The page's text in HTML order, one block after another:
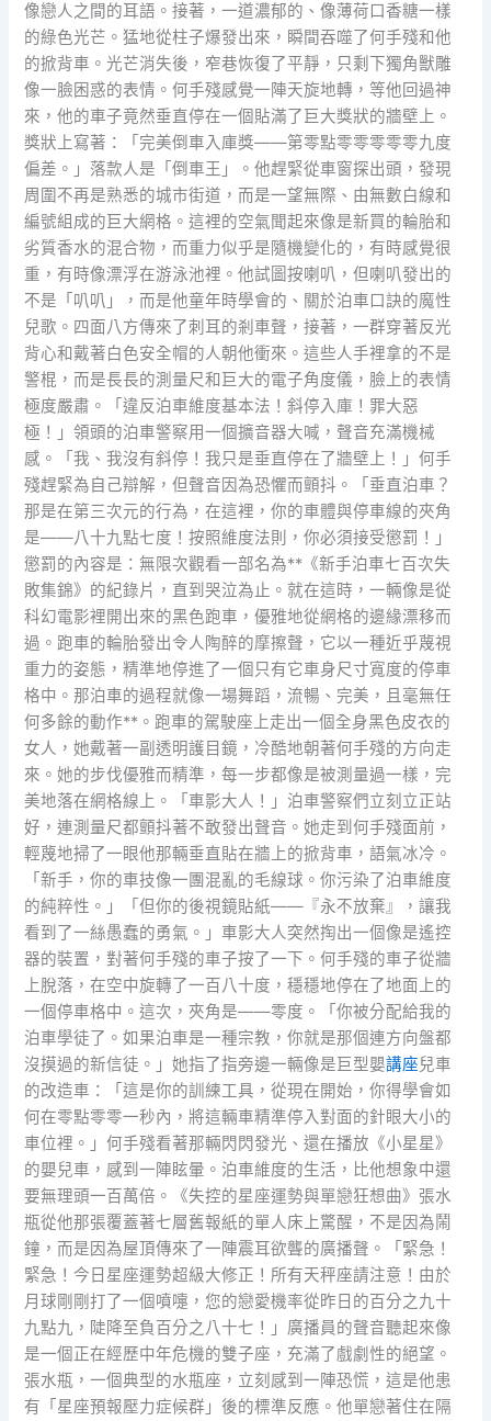
像戀人之間的耳語。接著，一道濃郁的、像薄荷口香糖一樣
的綠色光芒。猛地從柱子爆發出來，瞬間吞噬了何手殘和他
的掀背車。光芒消失後，窄巷恢復了平靜，只剩下獨角獸雕
像一臉困惑的表情。何手殘感覺一陣天旋地轉，等他回過神
來，他的車子竟然垂直停在一個貼滿了巨大獎狀的牆壁上。
獎狀上寫著：「完美倒車入庫獎——第零點零零零零零九度
偏差。」落款人是「倒車王」。他趕緊從車窗探出頭，發現
周圍不再是熟悉的城市街道，而是一望無際、由無數白線和
編號組成的巨大網格。這裡的空氣聞起來像是新買的輪胎和
劣質香水的混合物，而重力似乎是隨機變化的，有時感覺很
重，有時像漂浮在游泳池裡。他試圖按喇叭，但喇叭發出的
不是「叭叭」，而是他童年時學會的、關於泊車口訣的魔性
兒歌。四面八方傳來了刺耳的剎車聲，接著，一群穿著反光
背心和戴著白色安全帽的人朝他衝來。這些人手裡拿的不是
警棍，而是長長的測量尺和巨大的電子角度儀，臉上的表情
極度嚴肅。「違反泊車維度基本法！斜停入庫！罪大惡
極！」領頭的泊車警察用一個擴音器大喊，聲音充滿機械
感。「我、我沒有斜停！我只是垂直停在了牆壁上！」何手
殘趕緊為自己辯解，但聲音因為恐懼而顫抖。「垂直泊車？
那是在第三次元的行為，在這裡，你的車體與停車線的夾角
是——八十九點七度！按照維度法則，你必須接受懲罰！」
懲罰的內容是：無限次觀看一部名為**《新手泊車七百次失
敗集錦》的紀錄片，直到哭泣為止。就在這時，一輛像是從
科幻電影裡開出來的黑色跑車，優雅地從網格的邊緣漂移而
過。跑車的輪胎發出令人陶醉的摩擦聲，它以一種近乎蔑視
重力的姿態，精準地停進了一個只有它車身尺寸寬度的停車
格中。那泊車的過程就像一場舞蹈，流暢、完美，且毫無任
何多餘的動作**。跑車的駕駛座上走出一個全身黑色皮衣的
女人，她戴著一副透明護目鏡，冷酷地朝著何手殘的方向走
來。她的步伐優雅而精準，每一步都像是被測量過一樣，完
美地落在網格線上。「車影大人！」泊車警察們立刻立正站
好，連測量尺都顫抖著不敢發出聲音。她走到何手殘面前，
輕蔑地掃了一眼他那輛垂直貼在牆上的掀背車，語氣冰冷。
「新手，你的車技像一團混亂的毛線球。你污染了泊車維度
的純粹性。」「但你的後視鏡貼紙——『永不放棄』，讓我
看到了一絲愚蠢的勇氣。」車影大人突然掏出一個像是遙控
器的裝置，對著何手殘的車子按了一下。何手殘的車子從牆
上脫落，在空中旋轉了一百八十度，穩穩地停在了地面上的
一個停車格中。這次，夾角是——零度。「你被分配給我的
泊車學徒了。如果泊車是一種宗教，你就是那個連方向盤都
沒摸過的新信徒。」她指了指旁邊一輛像是巨型嬰講座兒車
的改造車：「這是你的訓練工具，從現在開始，你得學會如
何在零點零零一秒內，將這輛車精準停入對面的針眼大小的
車位裡。」何手殘看著那輛閃閃發光、還在播放《小星星》
的嬰兒車，感到一陣眩暈。泊車維度的生活，比他想象中還
要無理頭一百萬倍。《失控的星座運勢與單戀狂想曲》張水
瓶從他那張覆蓋著七層舊報紙的單人床上驚醒，不是因為鬧
鐘，而是因為屋頂傳來了一陣震耳欲聾的廣播聲。「緊急！
緊急！今日星座運勢超級大修正！所有天秤座請注意！由於
月球剛剛打了一個噴嚏，您的戀愛機率從昨日的百分之九十
九點九，陡降至負百分之八十七！」廣播員的聲音聽起來像
是一個正在經歷中年危機的雙子座，充滿了戲劇性的絕望。
張水瓶，一個典型的水瓶座，立刻感到一陣恐慌，這是他患
有「星座預報壓力症候群」後的標準反應。他單戀著住在隔